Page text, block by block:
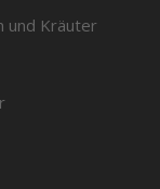
und Kräuter